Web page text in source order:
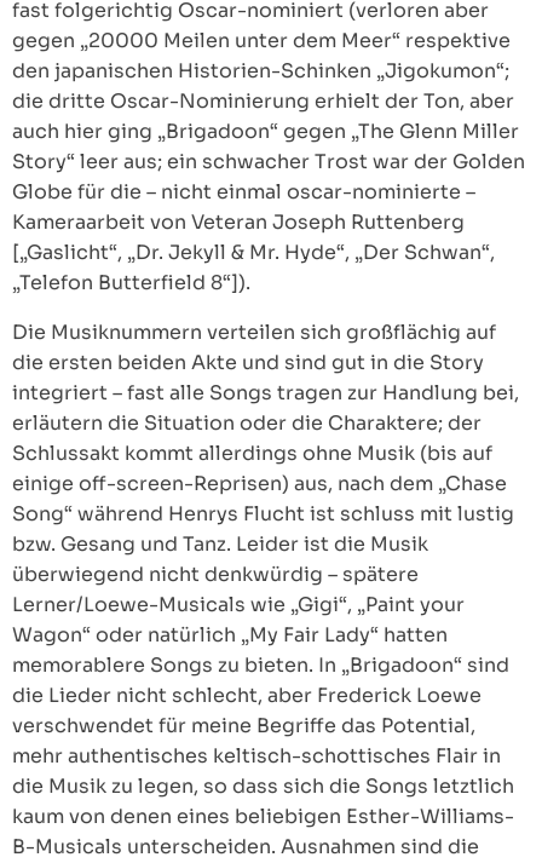
fast folgerichtig Oscar-nominiert (verloren aber
gegen „20000 Meilen unter dem Meer“ respektive
den japanischen Historien-Schinken „Jigokumon“;
die dritte Oscar-Nominierung erhielt der Ton, aber
auch hier ging „Brigadoon“ gegen „The Glenn Miller
Story“ leer aus; ein schwacher Trost war der Golden
Globe für die – nicht einmal oscar-nominierte –
Kameraarbeit von Veteran Joseph Ruttenberg
[„Gaslicht“, „Dr. Jekyll & Mr. Hyde“, „Der Schwan“,
„Telefon Butterfield 8“]).
Die Musiknummern verteilen sich großflächig auf
die ersten beiden Akte und sind gut in die Story
integriert – fast alle Songs tragen zur Handlung bei,
erläutern die Situation oder die Charaktere; der
Schlussakt kommt allerdings ohne Musik (bis auf
einige off-screen-Reprisen) aus, nach dem „Chase
Song“ während Henrys Flucht ist schluss mit lustig
bzw. Gesang und Tanz. Leider ist die Musik
überwiegend nicht denkwürdig – spätere
Lerner/Loewe-Musicals wie „Gigi“, „Paint your
Wagon“ oder natürlich „My Fair Lady“ hatten
memorablere Songs zu bieten. In „Brigadoon“ sind
die Lieder nicht schlecht, aber Frederick Loewe
verschwendet für meine Begriffe das Potential,
mehr authentisches keltisch-schottisches Flair in
die Musik zu legen, so dass sich die Songs letztlich
kaum von denen eines beliebigen Esther-Williams-
B-Musicals unterscheiden. Ausnahmen sind die